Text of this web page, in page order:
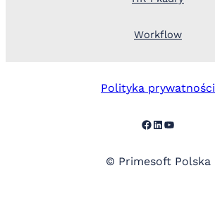
Workflow
Polityka prywatności
Facebook
LinkedIn
YouTube
© Primesoft Polska